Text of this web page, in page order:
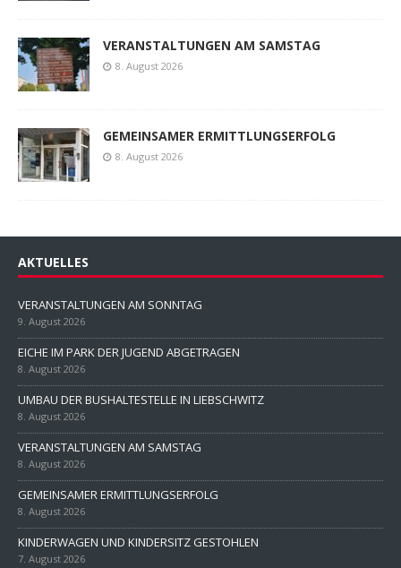
VERANSTALTUNGEN AM SAMSTAG
8. August 2026
GEMEINSAMER ERMITTLUNGSERFOLG
8. August 2026
AKTUELLES
VERANSTALTUNGEN AM SONNTAG
9. August 2026
EICHE IM PARK DER JUGEND ABGETRAGEN
8. August 2026
UMBAU DER BUSHALTESTELLE IN LIEBSCHWITZ
8. August 2026
VERANSTALTUNGEN AM SAMSTAG
8. August 2026
GEMEINSAMER ERMITTLUNGSERFOLG
8. August 2026
KINDERWAGEN UND KINDERSITZ GESTOHLEN
7. August 2026